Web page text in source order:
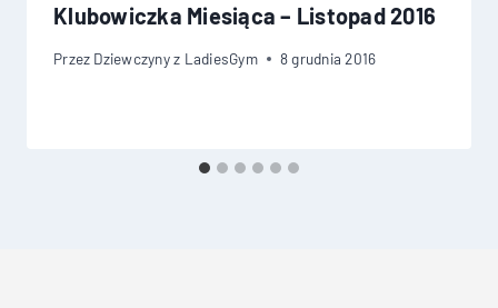
Klubowiczka Miesiąca – Listopad 2016
Przez Dziewczyny z LadiesGym 8 grudnia 2016